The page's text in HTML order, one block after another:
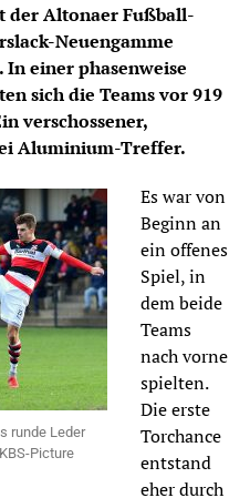
der Altonaer Fußball-
Neuengamme
einer phasenweise
sich die Teams vor 919
verschossener,
Aluminium-Treffer.
runde Leder
Picture
Es war von
Beginn an
ein offenes
Spiel, in
dem beide
Teams
nach vorne
spielten.
Die erste
Torchance
entstand
eher durch